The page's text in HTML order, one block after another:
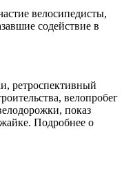
велосипедисты,
содействие в
ретроспективный
велопробег
показ
Подробнее о